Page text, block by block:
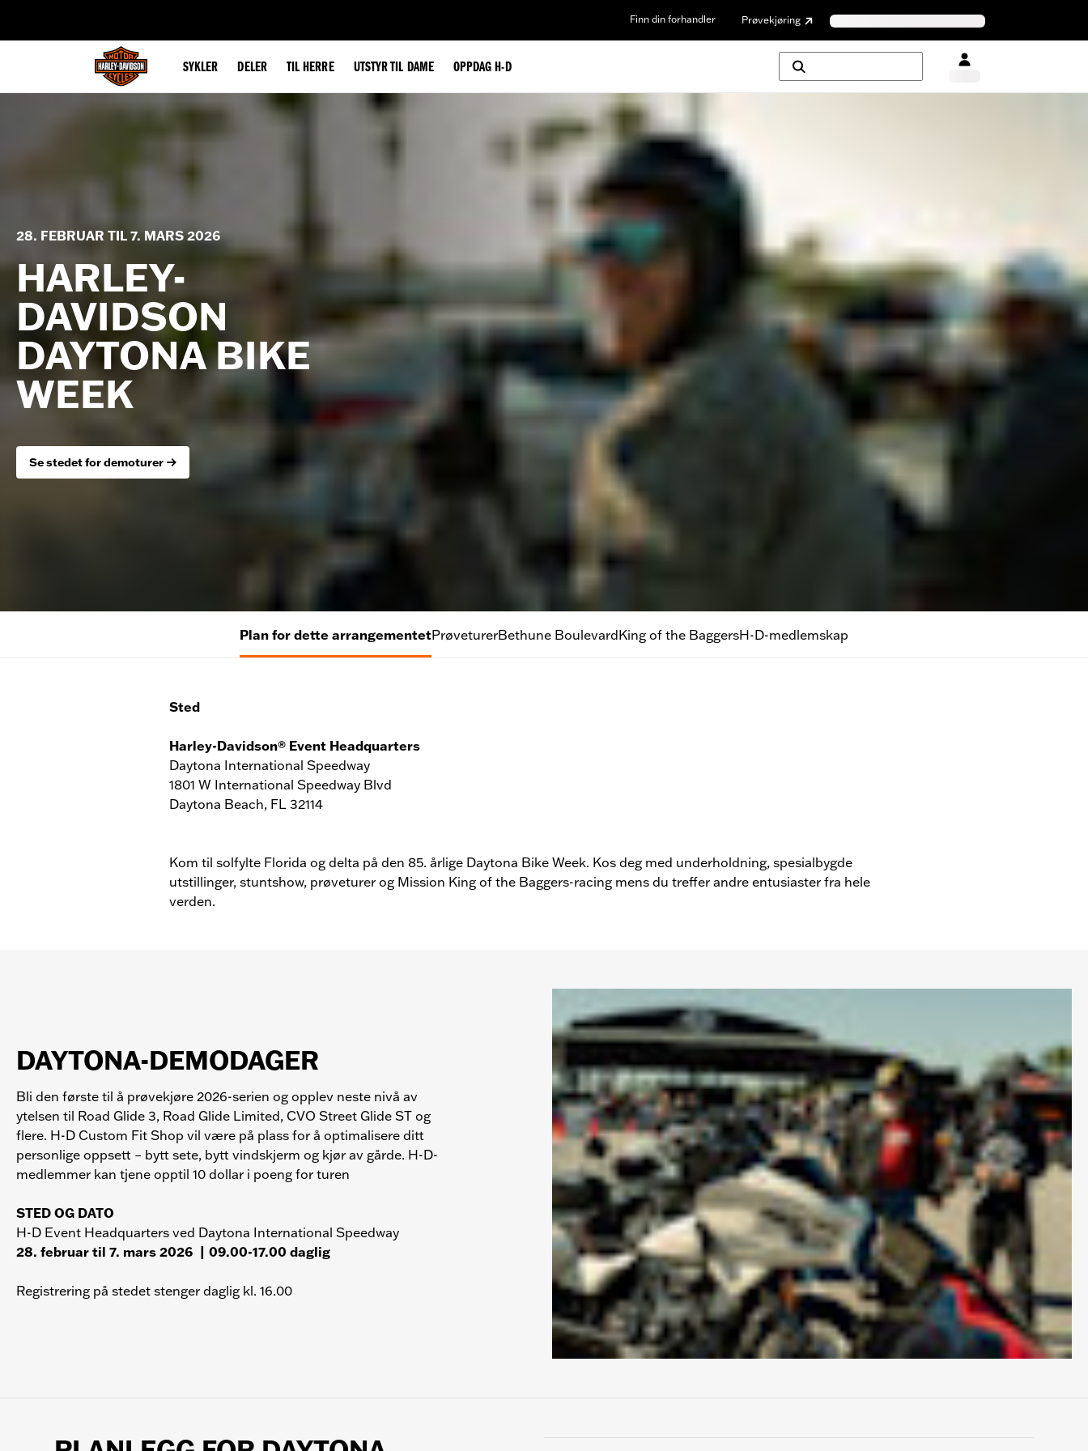
Finn din forhandler Prøvekjøring
SYKLER DELER TIL HERRE UTSTYR TIL DAME OPPDAG H-D
28. FEBRUAR TIL 7. MARS 2026
HARLEY-
DAVIDSON
DAYTONA BIKE
WEEK
Se stedet for demoturer
Plan for dette arrangementetPrøveturerBethune BoulevardKing of the BaggersH-D-medlemskap
Sted
Harley-Davidson® Event Headquarters
Daytona International Speedway
1801 W International Speedway Blvd
Daytona Beach, FL 32114
Kom til solfylte Florida og delta på den 85. årlige Daytona Bike Week. Kos deg med underholdning, spesialbygde
utstillinger, stuntshow, prøveturer og Mission King of the Baggers-racing mens du treffer andre entusiaster fra hele
verden.
DAYTONA-DEMODAGER
Bli den første til å prøvekjøre 2026-serien og opplev neste nivå av
ytelsen til Road Glide 3, Road Glide Limited, CVO Street Glide ST og
flere. H-D Custom Fit Shop vil være på plass for å optimalisere ditt
personlige oppsett – bytt sete, bytt vindskjerm og kjør av gårde. H-D-
medlemmer kan tjene opptil 10 dollar i poeng for turen
STED OG DATO
H-D Event Headquarters ved Daytona International Speedway
28. februar til 7. mars 2026 | 09.00-17.00 daglig
Registrering på stedet stenger daglig kl. 16.00